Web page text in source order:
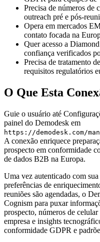
Precisa de números de
outreach pré e pós-
Opera em mercados
contato focada na
Quer acesso a
confiança verificados
Precisa de tratamento
requisitos regulatórios
O Que Esta
Guie o usuário até
painel do Demodesk em
https://demodesk.com/
A conexão enriquece
prospecto em conformidade
de dados B2B na Europa.
Uma vez autenticado com
preferências de
reuniões são agendadas, o
Cognism para puxar
prospecto, números de
empresa e insights
conformidade GDPR e